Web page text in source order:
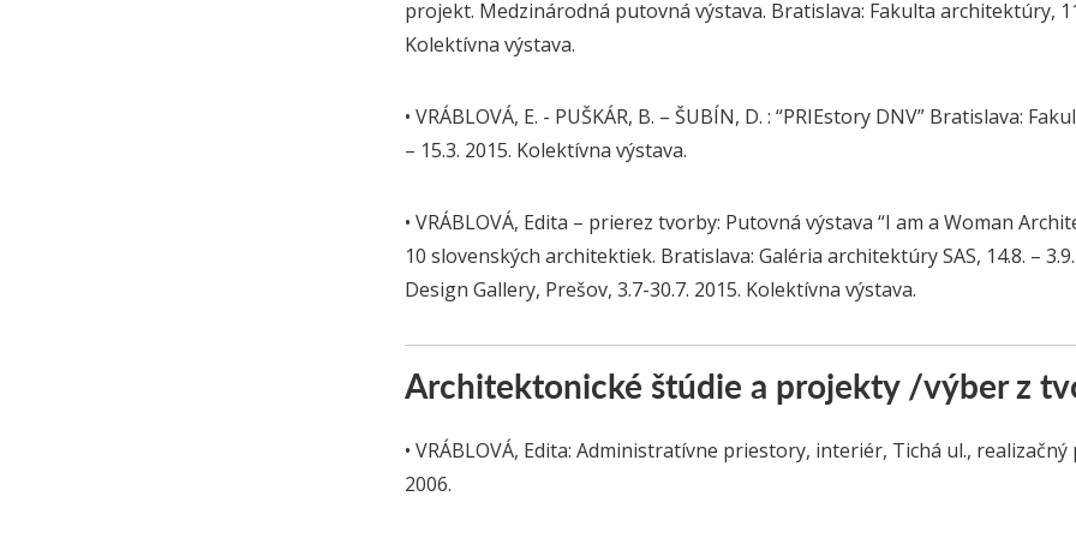
projekt. Medzinárodná putovná výstava. Bratislava: Fakulta architektúry,
Kolektívna výstava.
• VRÁBLOVÁ, E. - PUŠKÁR, B. – ŠUBÍN, D. : “PRIEstory DNV” Bratislava:
– 15.3. 2015. Kolektívna výstava.
• VRÁBLOVÁ, Edita – prierez tvorby: Putovná výstava “I am a Woman
10 slovenských architektiek. Bratislava: Galéria architektúry SAS, 14.8. –
Design Gallery, Prešov, 3.7-30.7. 2015. Kolektívna výstava.
Architektonické štúdie a projekty /výber z
• VRÁBLOVÁ, Edita: Administratívne priestory, interiér, Tichá ul.,
2006.